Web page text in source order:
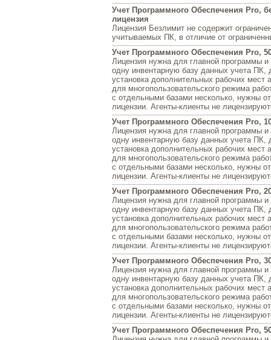
Учет Программного Обеспечения Pro,
лицензия
Лицензия Безлимит не содержит
учитываемых ПК, в отличие от
Учет Программного Обеспечения Pro,
Лицензия нужна для главной программы и
одну инвентарную базу данных учета ПК,
установка дополнительных рабочих мест
для многопользовательского режима
с отдельными базами несколько, нужны
лицензии. Агенты-клиенты не
Учет Программного Обеспечения Pro,
Лицензия нужна для главной программы и
одну инвентарную базу данных учета ПК,
установка дополнительных рабочих мест
для многопользовательского режима
с отдельными базами несколько, нужны
лицензии. Агенты-клиенты не
Учет Программного Обеспечения Pro,
Лицензия нужна для главной программы и
одну инвентарную базу данных учета ПК,
установка дополнительных рабочих мест
для многопользовательского режима
с отдельными базами несколько, нужны
лицензии. Агенты-клиенты не
Учет Программного Обеспечения Pro,
Лицензия нужна для главной программы и
одну инвентарную базу данных учета ПК,
установка дополнительных рабочих мест
для многопользовательского режима
с отдельными базами несколько, нужны
лицензии. Агенты-клиенты не
Учет Программного Обеспечения Pro,